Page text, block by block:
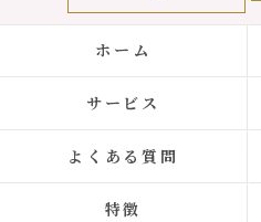
ホーム
サービス
よくある質問
特徴